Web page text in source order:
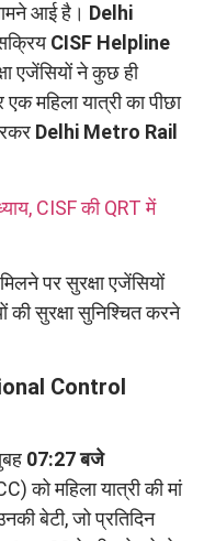
आई है। Delhi
CISF Helpline
एजेंसियों ने कुछ ही
महिला यात्री का पीछा
Delhi Metro Rail
CISF की QRT में
पर सुरक्षा एजेंसियों
की सुरक्षा सुनिश्चित करने
Control
07:27 बजे
महिला यात्री की मां
बेटी, जो प्रतिदिन